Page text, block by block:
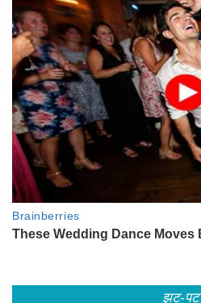
झट-पट